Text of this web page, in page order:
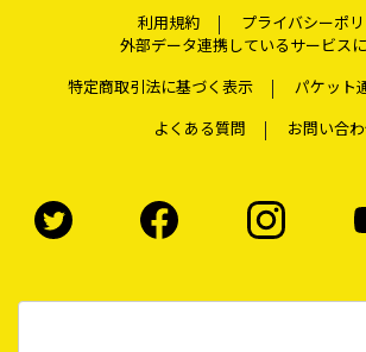
利用規約
プライバシーポ
外部データ連携しているサービス
特定商取引法に基づく表示
パケット
よくある質問
お問い合